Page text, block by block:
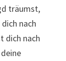
träumst,
nach
dich nach